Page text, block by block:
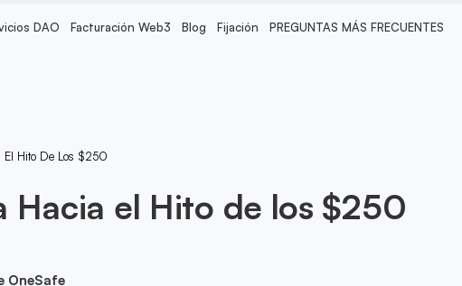
DAO Facturación Web3 Blog Fijación PREGUNTAS MÁS FRECUENTES
Hito De Los $250
Hacia el Hito de los $250
OneSafe